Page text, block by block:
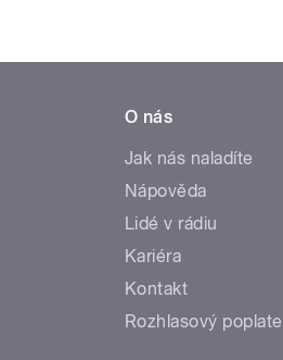
O nás
Jak nás naladíte
Nápověda
Lidé v rádiu
Kariéra
Kontakt
Rozhlasový